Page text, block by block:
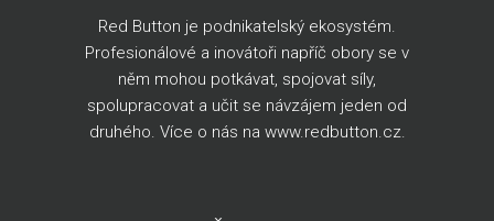
Red Button je podnikatelský ekosystém.
Profesionálové a inovátoři napříč obory se v
něm mohou potkávat, spojovat síly,
spolupracovat a učit se návzájem jeden od
druhého. Více o nás na www.redbutton.cz.